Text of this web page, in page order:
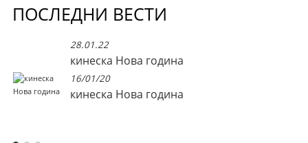
ПОСЛЕДНИ ВЕСТИ
28.01.22
кинеска Нова година
16/01/20
кинеска Нова година